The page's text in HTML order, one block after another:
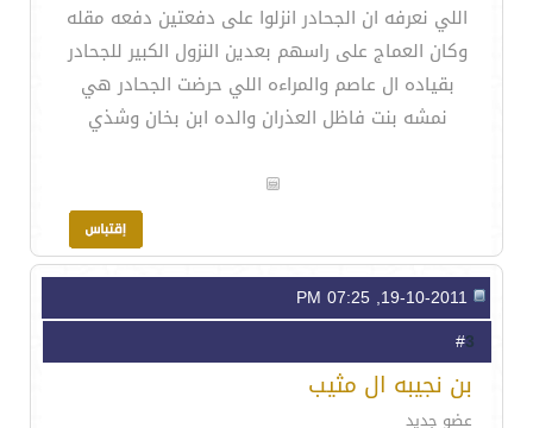
اللي نعرفه ان الجحادر انزلوا على دفعتين دفعه مقله
وكان العماج على راسهم بعدين النزول الكبير للجحادر
بقياده ال عاصم والمراءه اللي حرضت الجحادر هي
نمشه بنت فاظل العذران والده ابن بخان وشذي
3
بن نجيبه ال مثيب
عضو جديد